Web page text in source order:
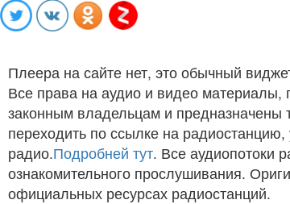
Плеера на сайте нет, это обычный
Все права на аудио и видео
законным владельцам и
переходить по ссылке на
радио.Подробней тут. Все аудиопотоки
ознакомительного прослушивания.
официальных ресурсах радиостанций.